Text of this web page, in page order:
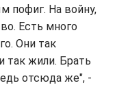
пофиг. На войну,
Есть много
Они так
так жили. Брать
отсюда же", -